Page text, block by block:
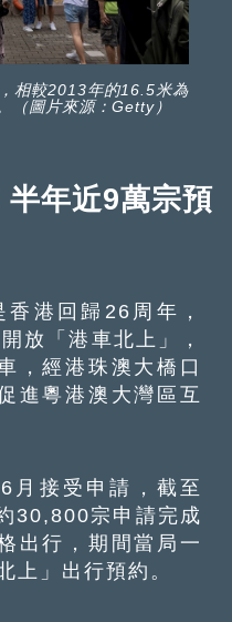
相較2013年的16.5米為
（圖片來源：Getty）
半年近9萬宗預
港回歸26周年，
放「港車北上」，
，經港珠澳大橋口
進粵港澳大灣區互
接受申請，截至
30,800宗申請完成
出行，期間當局一
上」出行預約。